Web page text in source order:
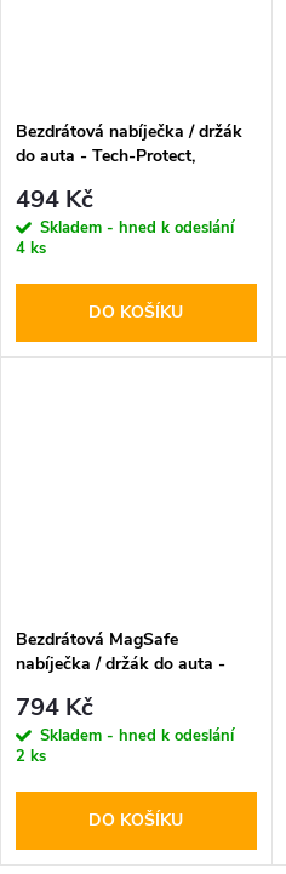
Bezdrátová nabíječka / držák
do auta - Tech-Protect,
494 Kč
Skladem - hned k odeslání
4 ks
DO KOŠÍKU
Bezdrátová MagSafe
nabíječka / držák do auta -
794 Kč
Skladem - hned k odeslání
2 ks
DO KOŠÍKU